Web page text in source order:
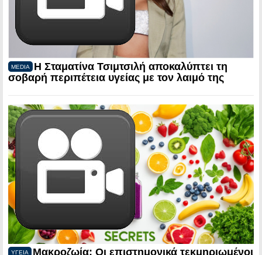
MEDIA
Η Σταματίνα Τσιμτσιλή αποκαλύπτει τη
σοβαρή περιπέτεια υγείας με τον λαιμό της
ΥΓΕΙΑ
Μακροζωία: Οι επιστημονικά τεκμηριωμένοι